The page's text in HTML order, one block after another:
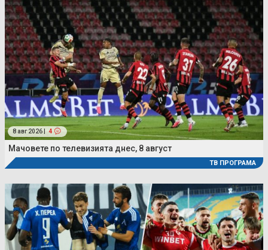
8 авг 2026 | 4
Мачовете по телевизията днес, 8 август
ТВ ПРОГРАМА